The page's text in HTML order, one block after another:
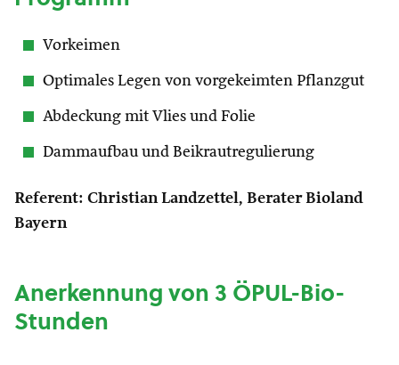
Vorkeimen
Optimales Legen von vorgekeimten Pflanzgut
Abdeckung mit Vlies und Folie
Dammaufbau und Beikrautregulierung
Referent: Christian Landzettel, Berater Bioland
Bayern
Anerkennung von 3 ÖPUL-Bio-
Stunden